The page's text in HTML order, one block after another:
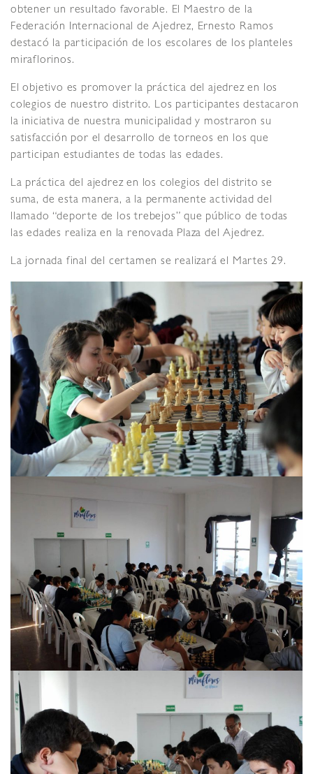
obtener un resultado favorable. El Maestro de la
Federación Internacional de Ajedrez, Ernesto Ramos
destacó la participación de los escolares de los planteles
miraflorinos.
El objetivo es promover la práctica del ajedrez en los
colegios de nuestro distrito. Los participantes destacaron
la iniciativa de nuestra municipalidad y mostraron su
satisfacción por el desarrollo de torneos en los que
participan estudiantes de todas las edades.
La práctica del ajedrez en los colegios del distrito se
suma, de esta manera, a la permanente actividad del
llamado “deporte de los trebejos” que público de todas
las edades realiza en la renovada Plaza del Ajedrez.
La jornada final del certamen se realizará el Martes 29.